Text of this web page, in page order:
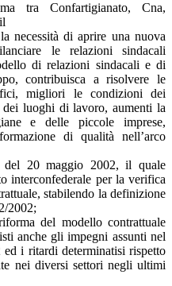
tra Confartigianato, Cna,
necessità di aprire una nuova
le relazioni sindacali
di relazioni sindacali e di
contribuisca a risolvere le
migliori le condizioni dei
dei luoghi di lavoro, aumenti la
e delle piccole imprese,
di qualità nell’arco
del 20 maggio 2002, il quale
interconfederale per la verifica
stabilendo la definizione
2002;
del modello contrattuale
anche gli impegni assunti nel
i ritardi determinatisi rispetto
nei diversi settori negli ultimi